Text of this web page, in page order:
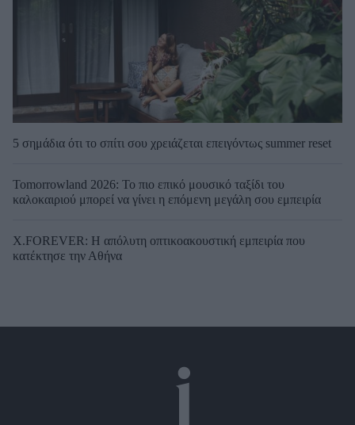
5 σημάδια ότι το σπίτι σου χρειάζεται επειγόντως summer reset
Tomorrowland 2026: Το πιο επικό μουσικό ταξίδι του
καλοκαιριού μπορεί να γίνει η επόμενη μεγάλη σου εμπειρία
X.FOREVER: Η απόλυτη οπτικοακουστική εμπειρία που
κατέκτησε την Αθήνα